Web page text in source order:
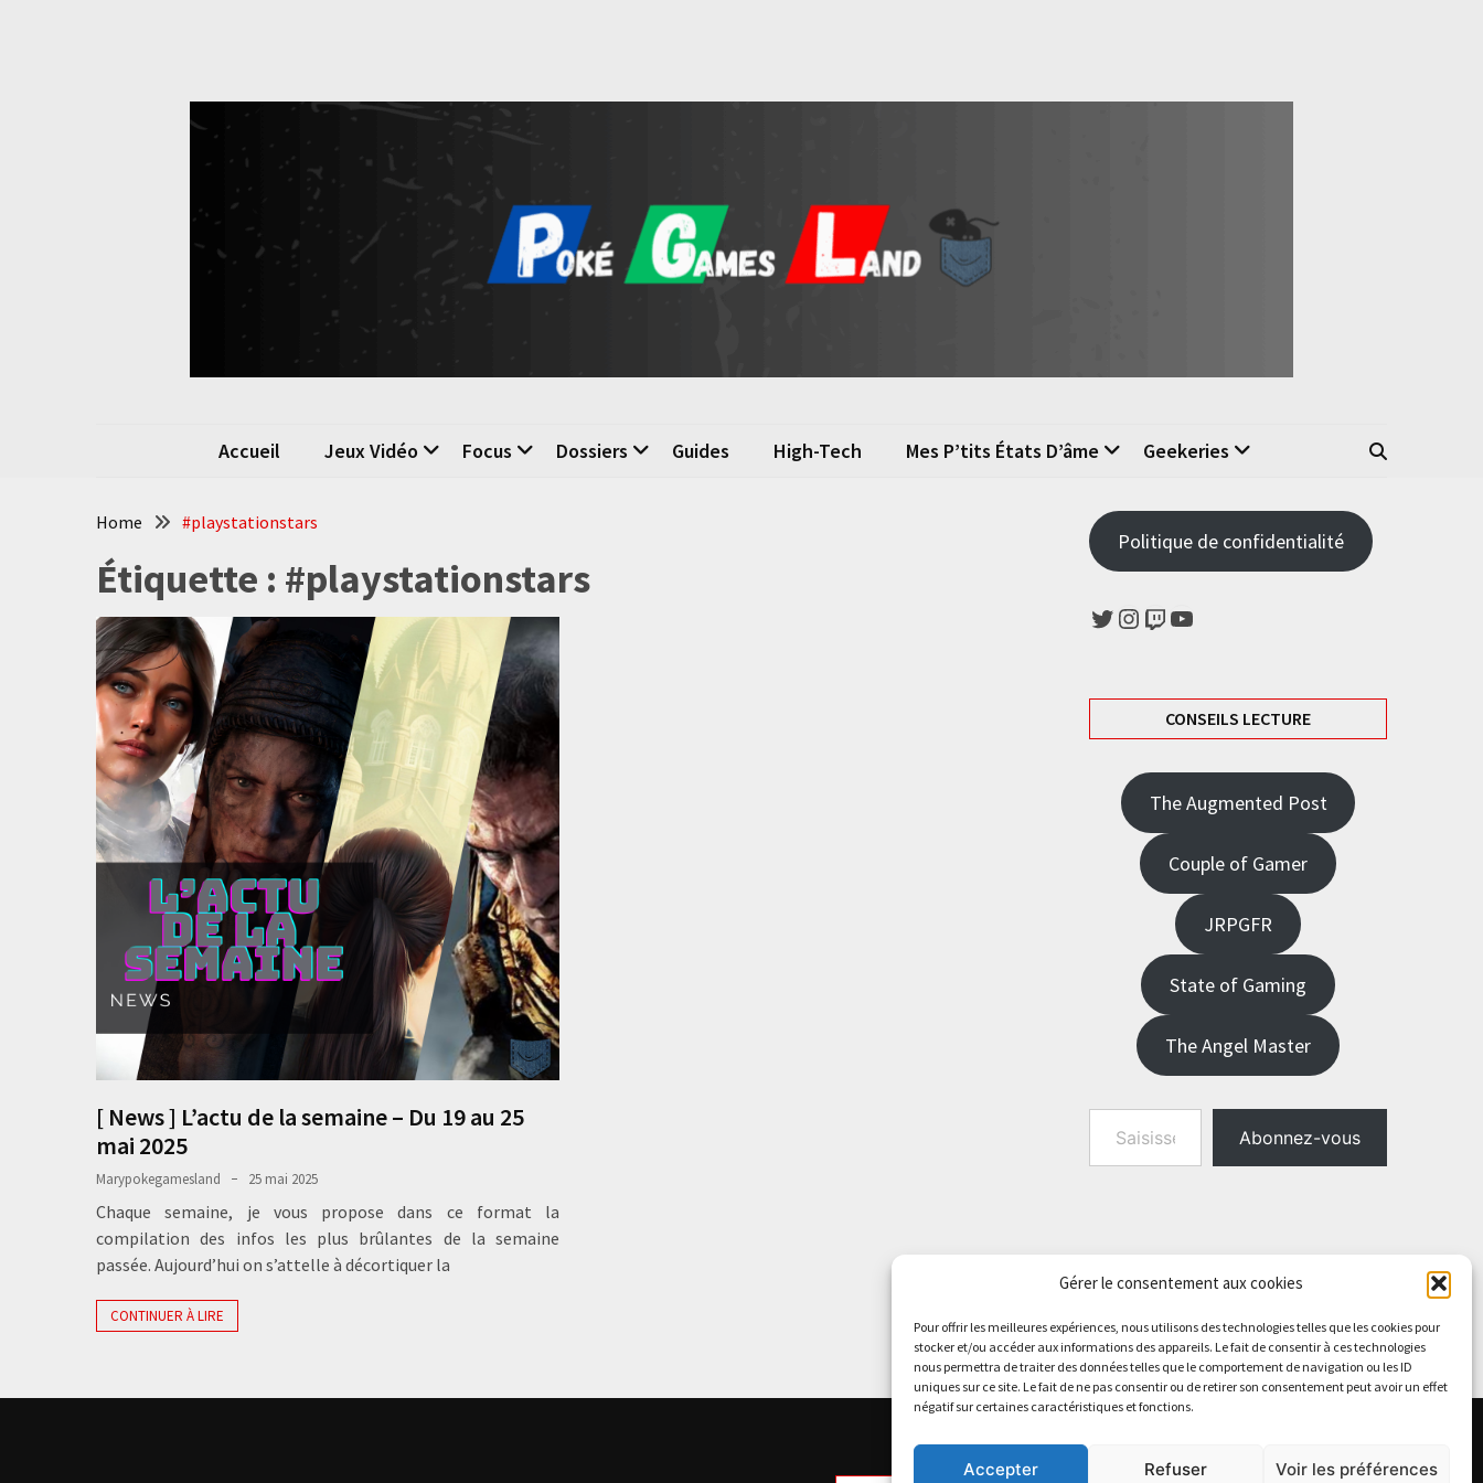
Gérer le consentement aux cookies
Pour offrir les meilleures expériences, nous utilisons des technologies telles que les cookies pour
stocker et/ou accéder aux informations des appareils. Le fait de consentir à ces technologies
nous permettra de traiter des données telles que le comportement de navigation ou les ID
uniques sur ce site. Le fait de ne pas consentir ou de retirer son consentement peut avoir un effet
négatif sur certaines caractéristiques et fonctions.
Accepter Refuser Voir les préférences
Poké Games Land
La passion du jeu vidéo
Accueil Jeux Vidéo Focus Dossiers Guides High-Tech Mes P’tits États D’âme Geekeries
Home #playstationstars
Étiquette : #playstationstars
[ News ] L’actu de la semaine – Du 19 au 25
mai 2025
Marypokegamesland 25 mai 2025
Chaque semaine, je vous propose dans ce format la
compilation des infos les plus brûlantes de la semaine
passée. Aujourd’hui on s’attelle à décortiquer la
CONTINUER À LIRE
Politique de confidentialité
Twitter
Instagram
TwitchYouTube
CONSEILS LECTURE
The Augmented Post
Couple of Gamer
JRPGFR
State of Gaming
The Angel Master
Saisissez votre adresse e-mail…
Abonnez-vous